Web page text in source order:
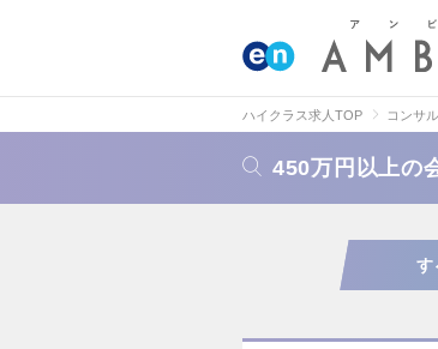
ハイクラス求人TOP コンサ
450万円以上の